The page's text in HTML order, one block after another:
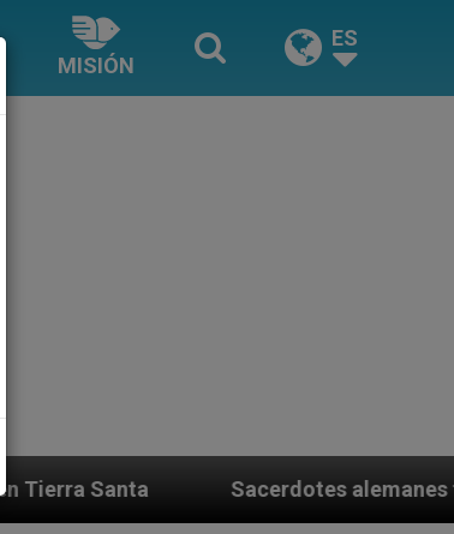
MISIÓN
ES
Sacerdotes alemanes fieles al Papa